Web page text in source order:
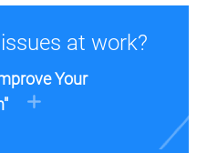
at work?
Your